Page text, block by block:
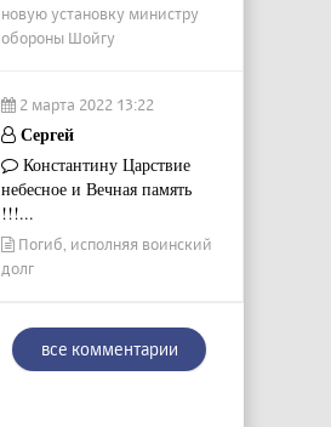
новую установку министру
обороны Шойгу
2 марта 2022 13:22
Сергей
Константину Царствие
небесное и Вечная память
!!!...
Погиб, исполняя воинский
долг
все комментарии